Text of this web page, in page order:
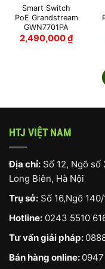
Smart Switch
PoE Grandstream
GWN7701PA
2,490,000₫
HTJ VIỆT NAM
Địa chỉ: Số 12, Ngõ
Long Biên, Hà Nội
Trụ sở: Số 16,Ngõ
Hotline: 0243 5510
Tư vấn giải pháp:
Bán hàng online: